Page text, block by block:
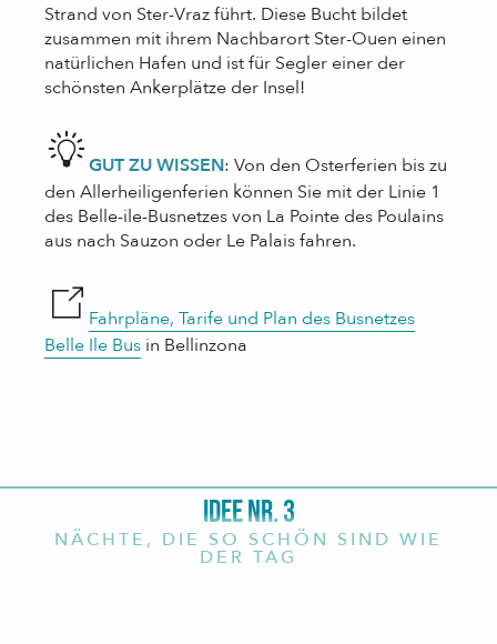
Strand von Ster-Vraz führt. Diese Bucht bildet
zusammen mit ihrem Nachbarort Ster-Ouen einen
natürlichen Hafen und ist für Segler einer der
schönsten Ankerplätze der Insel!
GUT ZU WISSEN: Von den Osterferien bis zu
den Allerheiligenferien können Sie mit der Linie 1
des Belle-ile-Busnetzes von La Pointe des Poulains
aus nach Sauzon oder Le Palais fahren.
Fahrpläne, Tarife und Plan des Busnetzes
Belle Ile Bus in Bellinzona
IDEE NR. 3
NÄCHTE, DIE SO SCHÖN SIND WIE
DER TAG